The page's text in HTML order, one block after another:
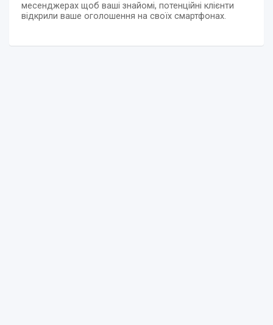
месенджерах щоб ваші знайомі, потенційні клієнти
відкрили ваше оголошення на своїх смартфонах.